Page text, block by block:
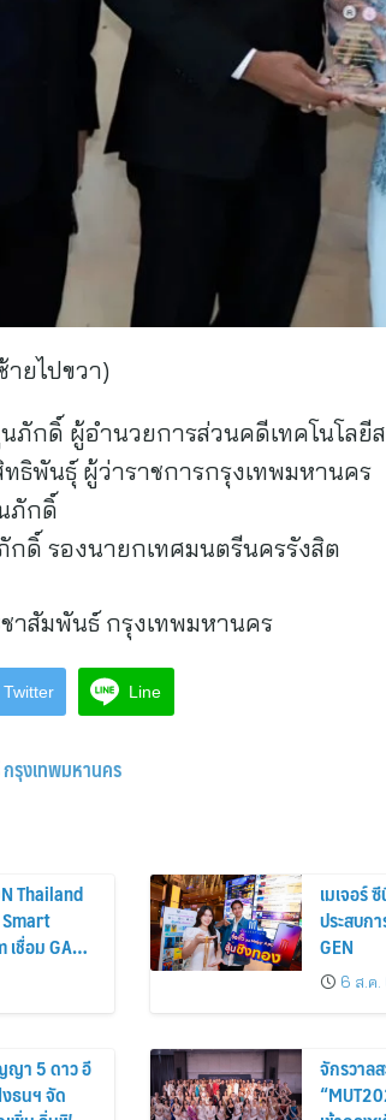
ยไปขวา)
กดิ์ ผู้อำนวยการส่วนคดีเทคโนโลยี
ทธิพันธุ์ ผู้ว่าราชการกรุงเทพมหานคร
ภักดิ์
ดิ์ รองนายกเทศมนตรีนครรังสิต
าสัมพันธ์ กรุงเทพมหานคร
Twitter Line
รุงเทพมหานคร
Thailand
ชื่อม GAC
ระดับ
นแสง
เมเจอร์
ประสบก
GEN
6 ส.ค.
ญา 5 ดาว อี
ธนฯ จัด
จักรวาล